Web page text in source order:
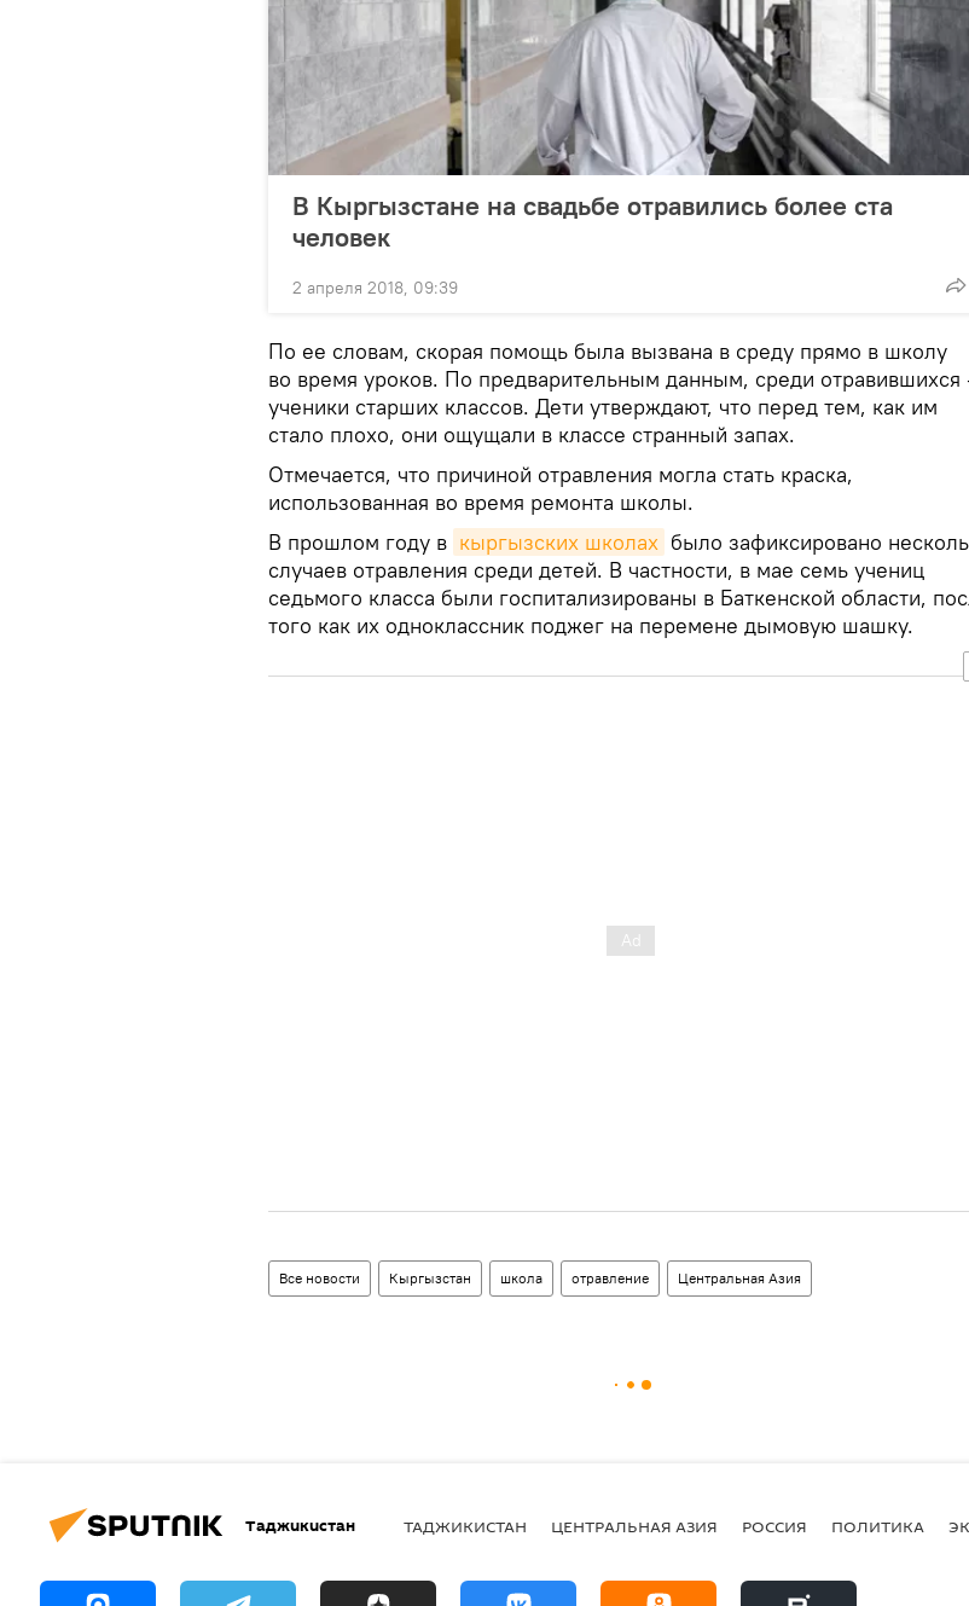
В Кыргызстане на свадьбе отравились более ста
человек
2 апреля 2018, 09:39
По ее словам, скорая помощь была вызвана в среду прямо в школу
во время уроков. По предварительным данным, среди отравившихся
ученики старших классов. Дети утверждают, что перед тем, как им
стало плохо, они ощущали в классе странный запах.
Отмечается, что причиной отравления могла стать краска,
использованная во время ремонта школы.
В прошлом году в кыргызских школах было зафиксировано
случаев отравления среди детей. В частности, в мае семь учениц
седьмого класса были госпитализированы в Баткенской области,
того как их одноклассник поджег на перемене дымовую шашку.
Все новости Кыргызстан школа отравление Центральная Азия
Таджикистан ТАДЖИКИСТАН ЦЕНТРАЛЬНАЯ АЗИЯ РОССИЯ ПОЛИТИКА